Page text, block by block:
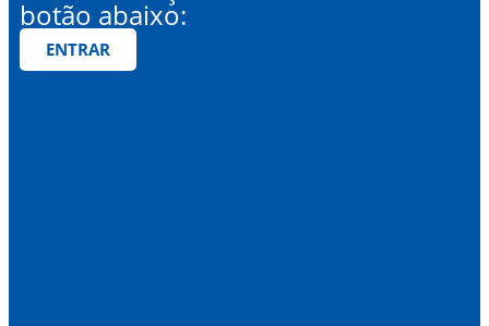
botão abaixo:
ENTRAR